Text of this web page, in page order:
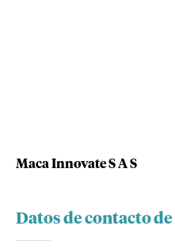
Maca Innovate S A S
Datos de contacto de